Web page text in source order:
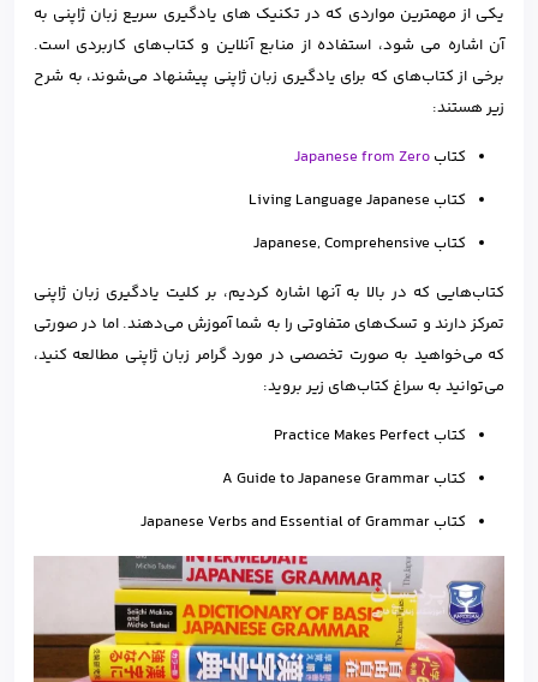
یکی از مهمترین مواردی که در تکنیک های یادگیری سریع زبان ژاپنی به
آن اشاره می شود، استفاده از منابع آنلاین و کتاب‌های کاربردی است.
برخی از کتاب‌های که برای یادگیری زبان ژاپنی پیشنهاد می‌شوند، به شرح
زیر هستند:
کتاب Japanese from Zero
کتاب Living Language Japanese
کتاب Japanese, Comprehensive
کتاب‌هایی که در بالا به آنها اشاره کردیم، بر کلیت یادگیری زبان ژاپنی
تمرکز دارند و تسک‌های متفاوتی را به شما آموزش می‌دهند. اما در صورتی
که می‌خواهید به صورت تخصصی در مورد گرامر زبان ژاپنی مطالعه کنید،
می‌توانید به سراغ کتاب‌های زیر بروید:
کتاب Practice Makes Perfect
کتاب A Guide to Japanese Grammar
کتاب Japanese Verbs and Essential of Grammar